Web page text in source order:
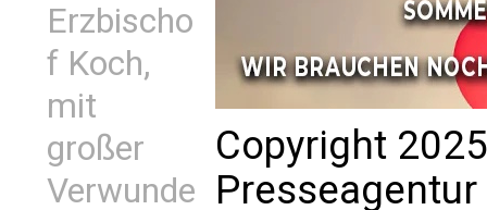
Erzbischo
f Koch,
mit
großer
Verwunde
Copyright
Presseagentur